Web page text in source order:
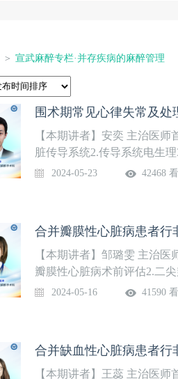
＞ 宣武麻醉专栏·并存疾病的麻醉管理
围术期常见心律失常及处
【本期讲者】安奕 主治医
脏传导系统2.传导系统电生
2024-05-23 42468
合并瓣膜性心脏病患者行
【本期讲者】邹璐雯 主治
瓣膜性心脏病术前评估2.二
2024-05-16 41590
合并缺血性心脏病患者行
【本期讲者】王蕊 主治医